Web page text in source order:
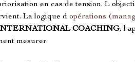
en cas de tension. L
La logique d opérations
COACHING, l
mesurer.